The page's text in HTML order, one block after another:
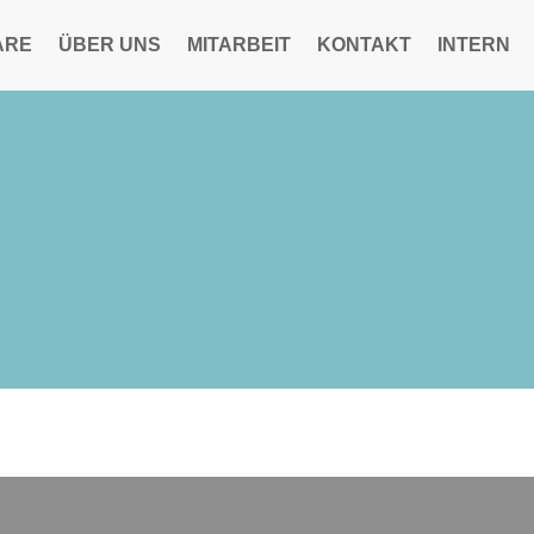
ÜBER UNS MITARBEIT KONTAKT INTERN